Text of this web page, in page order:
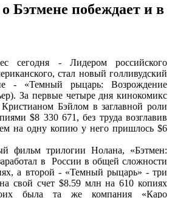
Бэтмене побеждает и в
сегодня - Лидером российского
стал новый голливудский
- «Темный рыцарь: Возрождение
За первые четыре дня кинокомикс
Бэйлом в заглавной роли
$8 330 671, без труда возглавив
на одну копию у него пришлось $6
фильм трилогии Нолана, «Бэтмен:
в России в общей сложности
а второй - «Темный рыцарь» - три
свой счет $8.59 млн на 610 копиях
была та же компания «Каро